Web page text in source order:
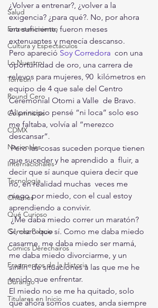
Salud
Entretenimiento
Cultura y Espectáculos
Lo Nuestro
Torreón
Round Cero
Columnistas
CDMX
Nacionales
Internacionales
Tecnología
Chismes
Qué Curioso
Gómez Palacio
Comics Derechairos
Fragmentos de la Historia
Durango
Titulares en Inicio
¿Volver a entrenar?, ¿volver a la
exigencia? ¿para qué?. No, por ahora
era suficiente, fueron meses
extenuantes y merecía descanso.
Pero apareció Soy Corredora
  con una
oportunidad de oro, una carrera de
relevos para mujeres, 90  kilómetros en
equipo de 4 que sale del Centro
Ceremonial Otomi a Valle  de Bravo.
Al principio pensé “ni loca” solo eso
me faltaba, volvía al “merezco
descansar”.
Pero las cosas suceden porque tienen
que suceder y he aprendido a  fluir, a
decir que sí aunque quiera decir que
no, en realidad muchas  veces me
niego por miedo, con el cual estoy
aprendiendo a convivir.
¿Me daba miedo correr un maratón?
Sí, claro que sí. Como me daba miedo
casarme, me daba miedo ser mamá,
me daba miedo divorciarme, y un
sinfín  de situaciones a las que me he
tenido que enfrentar.
El miedo no se me ha quitado, solo
que ahora somos cuates, anda siempre